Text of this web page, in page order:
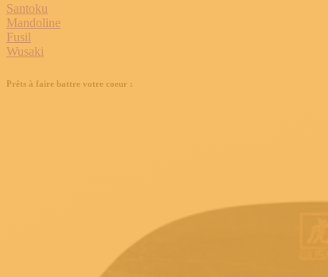
Santoku
Mandoline
Fusil
Wusaki
Prêts à faire battre votre coeur :